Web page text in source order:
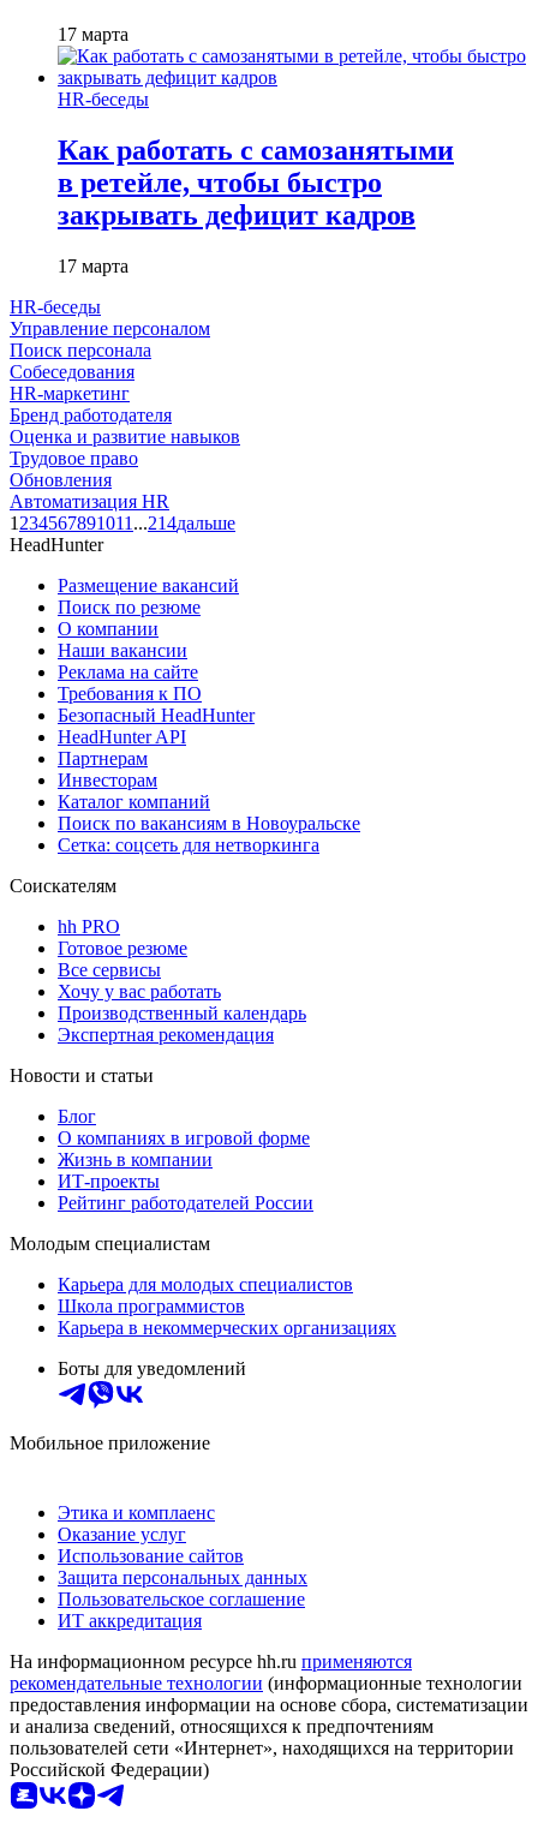
17 марта
HR-беседы
Как работать с самозанятыми
в ретейле, чтобы быстро
закрывать дефицит кадров
17 марта
HR-беседы
Управление персоналом
Поиск персонала
Собеседования
HR-маркетинг
Бренд работодателя
Оценка и развитие навыков
Трудовое право
Обновления
Автоматизация HR
1 234567891011 ...214дальше
HeadHunter
Размещение вакансий
Поиск по резюме
О компании
Наши вакансии
Реклама на сайте
Требования к ПО
Безопасный HeadHunter
HeadHunter API
Партнерам
Инвесторам
Каталог компаний
Поиск по вакансиям в Новоуральске
Сетка: соцсеть для нетворкинга
Соискателям
hh PRO
Готовое резюме
Все сервисы
Хочу у вас работать
Производственный календарь
Экспертная рекомендация
Новости и статьи
Блог
О компаниях в игровой форме
Жизнь в компании
ИТ-проекты
Рейтинг работодателей России
Молодым специалистам
Карьера для молодых специалистов
Школа программистов
Карьера в некоммерческих организациях
Боты для уведомлений
Мобильное приложение
Этика и комплаенс
Оказание услуг
Использование сайтов
Защита персональных данных
Пользовательское соглашение
ИТ аккредитация
На информационном ресурсе hh.ru применяются
рекомендательные технологии (информационные технологии
предоставления информации на основе сбора, систематизации
и анализа сведений, относящихся к предпочтениям
пользователей сети «Интернет», находящихся на территории
Российской Федерации)